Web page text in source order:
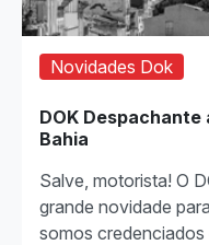
Novidades Dok
DOK
Bahia
Salve, motorista! O
grande novidade
somos